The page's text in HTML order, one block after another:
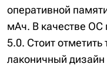
оперативной
мАч. В качестве ОС
5.0. Стоит
лаконичный дизайн